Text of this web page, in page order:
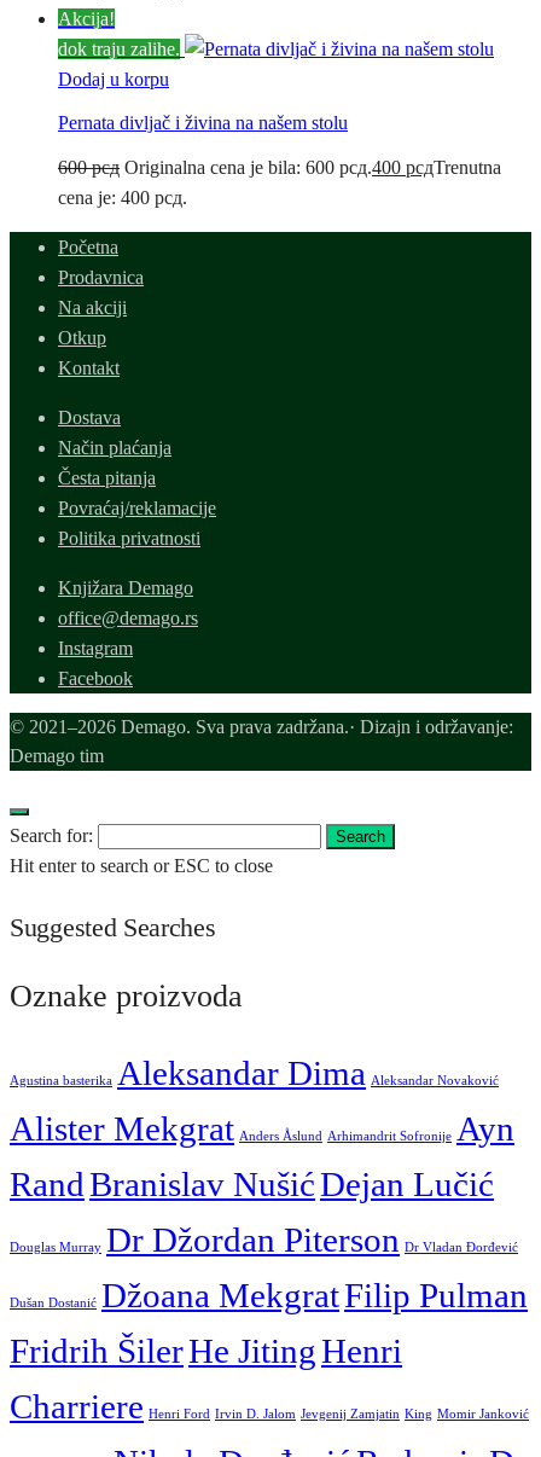
Akcija!
dok traju zalihe.
Dodaj u korpu
Pernata divljač i živina na našem stolu
600рсд Originalna cena je bila: 600 рсд.400 рсдTrenutna
cena je: 400 рсд.
Početna
Prodavnica
Na akciji
Otkup
Kontakt
Dostava
Način plaćanja
Česta pitanja
Povraćaj/reklamacije
Politika privatnosti
Knjižara Demago
office@demago.rs
Instagram
Facebook
© 2021–2026 Demago. Sva prava zadržana.· Dizajn i održavanje:
Demago tim
Search for: Search
Hit enter to search or ESC to close
Suggested Searches
Oznake proizvoda
Agustina basterika Aleksandar Dima Aleksandar Novaković
Alister Mekgrat Anders Åslund Arhimandrit Sofronije Ayn
RandBranislav NušićDejan Lučić
Douglas Murray Dr Džordan Piterson Dr Vladan Đorđević
Dušan Dostanić Džoana MekgratFilip Pulman
Fridrih ŠilerHe JitingHenri
Charriere Henri Ford Irvin D. Jalom Jevgenij Zamjatin King Momir Janković